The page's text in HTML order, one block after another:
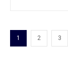
1 2 3